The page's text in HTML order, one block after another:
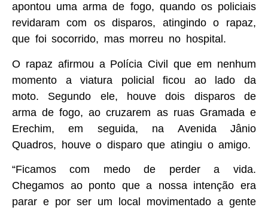
apontou uma arma de fogo, quando os policiais
revidaram com os disparos, atingindo o rapaz,
que foi socorrido, mas morreu no hospital.
O rapaz afirmou a Polícia Civil que em nenhum
momento a viatura policial ficou ao lado da
moto. Segundo ele, houve dois disparos de
arma de fogo, ao cruzarem as ruas Gramada e
Erechim, em seguida, na Avenida Jânio
Quadros, houve o disparo que atingiu o amigo.
“Ficamos com medo de perder a vida.
Chegamos ao ponto que a nossa intenção era
parar e por ser um local movimentado a gente